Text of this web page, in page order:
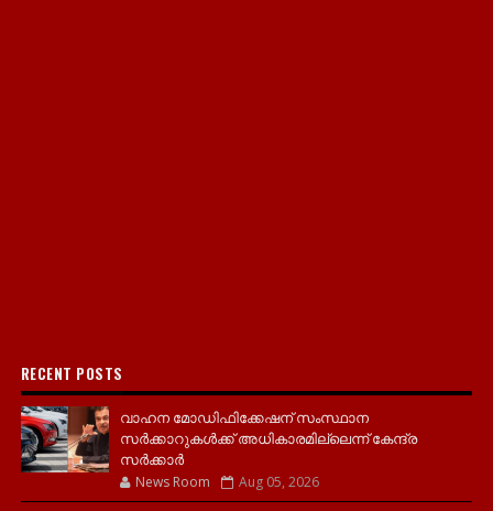
RECENT POSTS
വാഹന മോഡിഫിക്കേഷന് സംസ്ഥാന
സർക്കാറുകൾക്ക് അധികാരമില്ലെന്ന് കേന്ദ്ര
സർക്കാർ
News Room Aug 05, 2026